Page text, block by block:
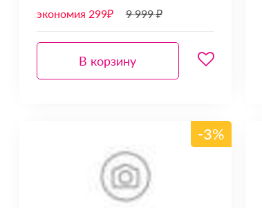
экономия 299₽ 9 999 ₽
В корзину
-3%